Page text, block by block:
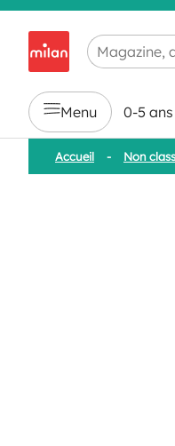
Chargement
Menu 0-5 ans
Accueil - Non